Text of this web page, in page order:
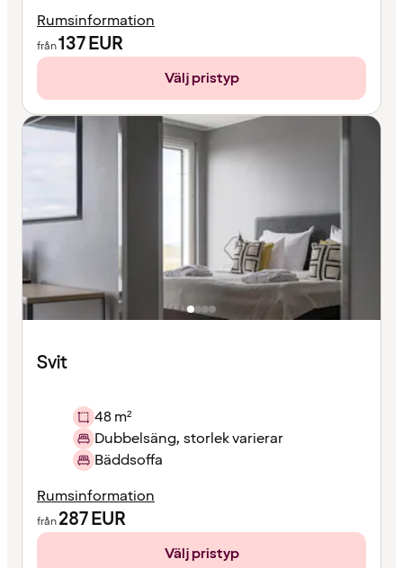
Rumsinformation
från137EUR
Välj pristyp
Svit
48 m²
Dubbelsäng, storlek varierar
Bäddsoffa
Rumsinformation
från287EUR
Välj pristyp